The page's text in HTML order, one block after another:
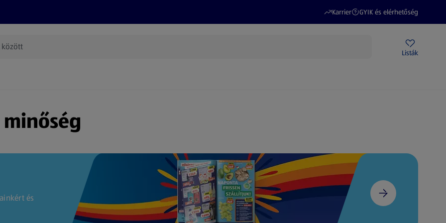
Karrier
(új oldalon nyílik meg)
GYIK és elérhetőség
(új oldalon nyílik meg)
Listák
és